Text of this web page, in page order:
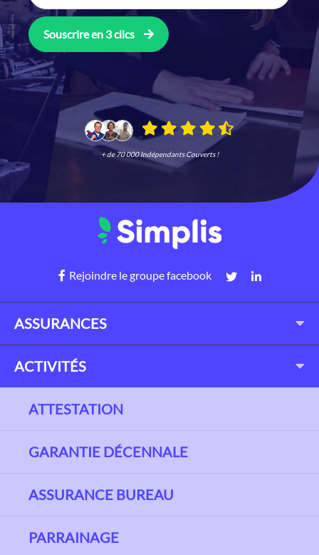
Souscrire en 3 clics
+ de 70 000 Indépendants Couverts !
Rejoindre le groupe facebook
ASSURANCES
ACTIVITÉS
ATTESTATION
GARANTIE DÉCENNALE
ASSURANCE BUREAU
PARRAINAGE